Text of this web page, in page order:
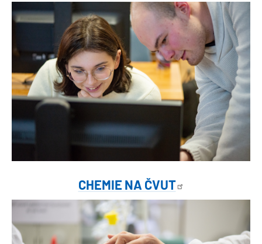
Obrázek
CHEMIE NA ČVUT
Obrázek